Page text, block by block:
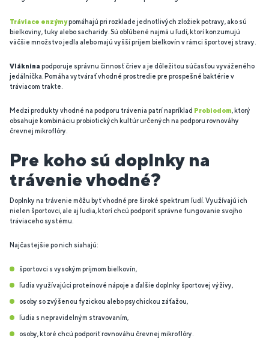
Tráviace enzýmypomáhajú pri rozklade jednotlivých zložiek potravy, ako sú
bielkoviny, tuky alebo sacharidy. Sú obľúbené najmä u ľudí, ktorí konzumujú
väčšie množstvo jedla alebo majú vyšší príjem bielkovín v rámci športovej stravy.
Vláknina podporuje správnu činnosť čriev a je dôležitou súčasťou vyváženého
jedálnička. Pomáha vytvárať vhodné prostredie pre prospešné baktérie v
tráviacom trakte.
Medzi produkty vhodné na podporu trávenia patrí napríklad Probiodom, ktorý
obsahuje kombináciu probiotických kultúr určených na podporu rovnováhy
črevnej mikroflóry.
Pre koho sú doplnky na
trávenie vhodné?
Doplnky na trávenie môžu byť vhodné pre široké spektrum ľudí. Využívajú ich
nielen športovci, ale aj ľudia, ktorí chcú podporiť správne fungovanie svojho
tráviaceho systému.
Najčastejšie po nich siahajú:
športovci s vysokým príjmom bielkovín,
ľudia využívajúci proteínové nápoje a ďalšie doplnky športovej výživy,
osoby so zvýšenou fyzickou alebo psychickou záťažou,
ľudia s nepravidelným stravovaním,
osoby, ktoré chcú podporiť rovnováhu črevnej mikroflóry.